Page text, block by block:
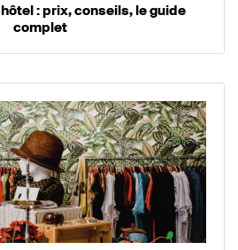
: prix, conseils, le guide
complet